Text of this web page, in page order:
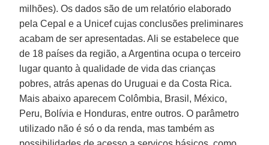
milhões). Os dados são de um relatório elaborado
pela Cepal e a Unicef cujas conclusões preliminares
acabam de ser apresentadas. Ali se estabelece que
de 18 países da região, a Argentina ocupa o terceiro
lugar quanto à qualidade de vida das crianças
pobres, atrás apenas do Uruguai e da Costa Rica.
Mais abaixo aparecem Colômbia, Brasil, México,
Peru, Bolívia e Honduras, entre outros. O parâmetro
utilizado não é só o da renda, mas também as